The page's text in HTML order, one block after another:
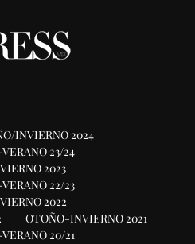
INVIERNO 2024
23/24
2023
22/23
2022
OTOÑO-INVIERNO 2021
20/21